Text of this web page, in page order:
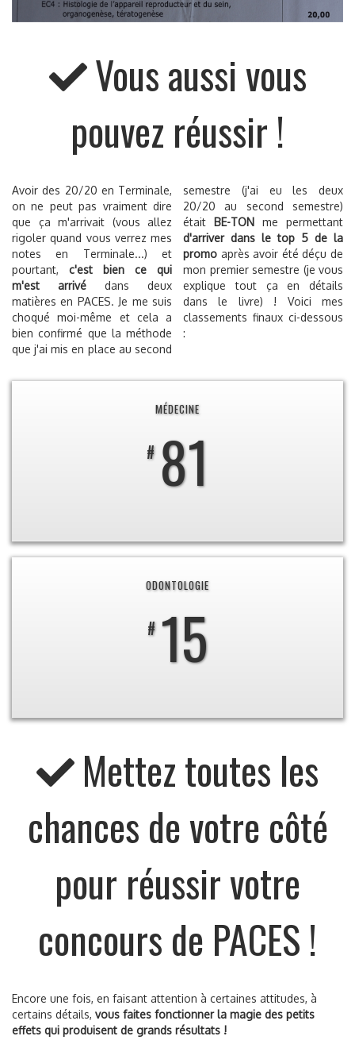
Vous aussi vous
pouvez réussir !
Avoir des 20/20 en Terminale,
on ne peut pas vraiment dire
que ça m'arrivait (vous allez
rigoler quand vous verrez mes
notes en Terminale...) et
pourtant, c'est bien ce qui
m'est arrivé dans deux
matières en PACES. Je me suis
choqué moi-même et cela a
bien confirmé que la méthode
que j'ai mis en place au second
semestre (j'ai eu les deux
20/20 au second semestre)
était BE-TON me permettant
d'arriver dans le top 5 de la
promo après avoir été déçu de
mon premier semestre (je vous
explique tout ça en détails
dans le livre) ! Voici mes
classements finaux ci-dessous
:
MÉDECINE
# 81
ODONTOLOGIE
# 15
Mettez toutes les
chances de votre côté
pour réussir votre
concours de PACES !
Encore une fois, en faisant attention à certaines attitudes, à
certains détails, vous faites fonctionner la magie des petits
effets qui produisent de grands résultats !